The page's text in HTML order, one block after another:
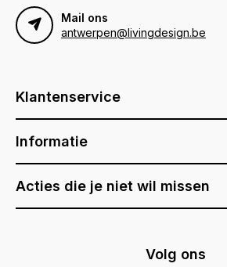
Mail ons
antwerpen@livingdesign.be
Klantenservice
Informatie
Acties die je niet wil missen
Volg ons